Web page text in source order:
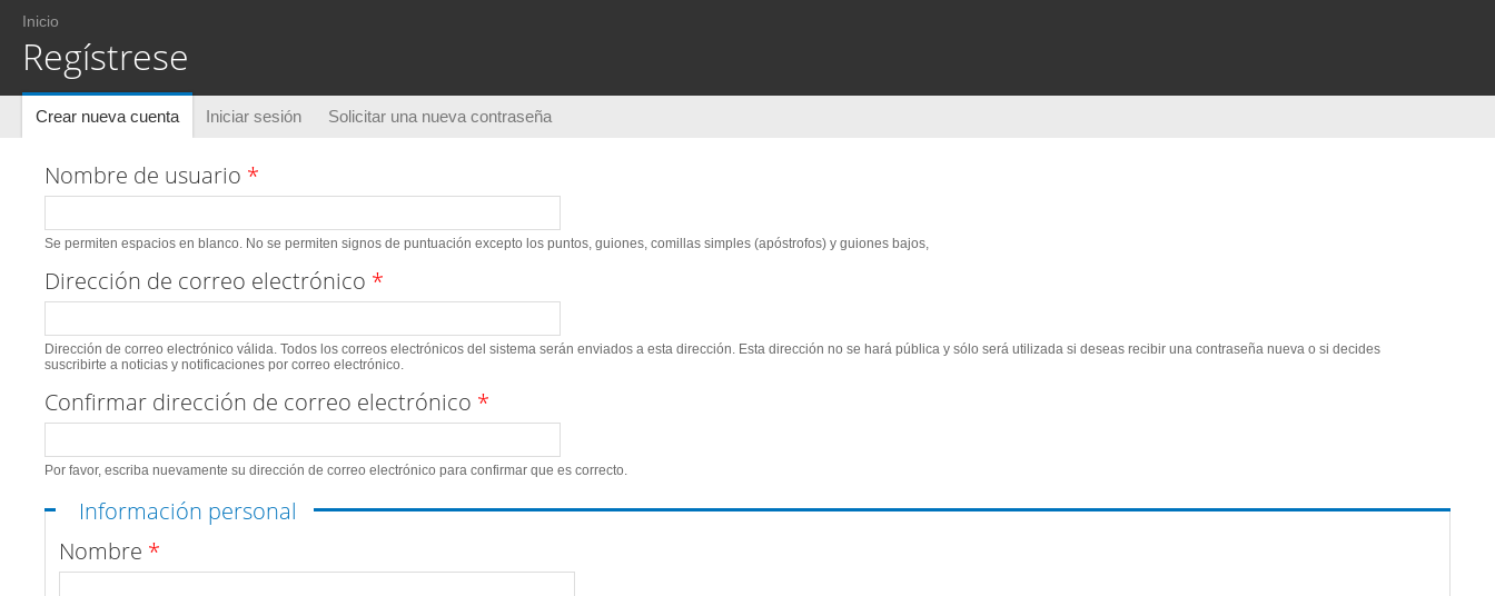
Usted está aquí
Inicio
Regístrese
Solapas principales
Crear nueva cuenta (solapa activa)
Iniciar sesión Solicitar una nueva contraseña
Nombre de usuario *
Se permiten espacios en blanco. No se permiten signos de puntuación excepto los puntos, guiones, comillas simples (apóstrofos) y guiones bajos,
Dirección de correo electrónico *
Dirección de correo electrónico válida. Todos los correos electrónicos del sistema serán enviados a esta dirección. Esta dirección no se hará pública y sólo será utilizada si deseas recibir una contraseña nueva o si decides
suscribirte a noticias y notificaciones por correo electrónico.
Confirmar dirección de correo electrónico *
Por favor, escriba nuevamente su dirección de correo electrónico para confirmar que es correcto.
Ocultar
Información personal
Nombre *